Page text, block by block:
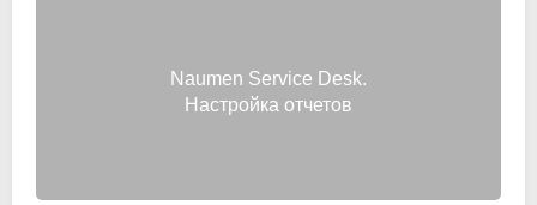
Naumen Service Desk.
Настройка отчетов